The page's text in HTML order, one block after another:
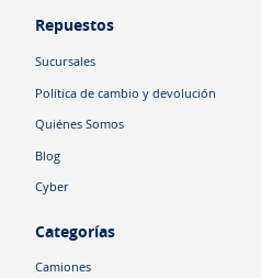
Repuestos
Sucursales
Política de cambio y devolución
Quiénes Somos
Blog
Cyber
Categorías
Camiones